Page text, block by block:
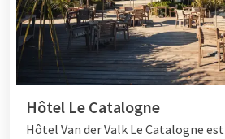
Hôtel Le Catalogne
Hôtel Van der Valk Le Catalogne